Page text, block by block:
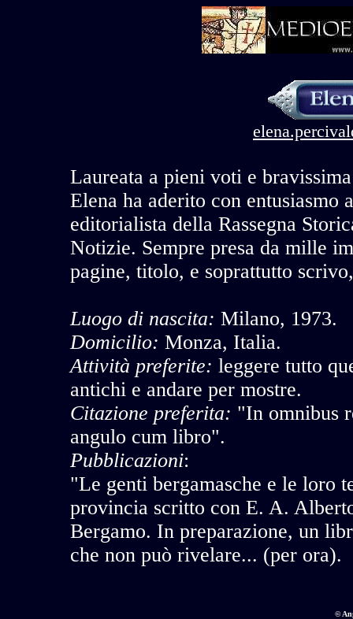
Laureata a pieni voti e
Elena ha aderito con
editorialista della Rassegna
Notizie. Sempre presa da mille
pagine, titolo, e soprattutto
Luogo di nascita: Milano, 1973.
Domicilio: Monza, Italia.
Attività preferite: leggere tutto
antichi e andare per mostre.
Citazione preferita: "In omnibus
angulo cum libro".
Pubblicazioni:
"Le genti bergamasche e le loro
provincia scritto con E. A.
Bergamo. In preparazione, un
che non può rivelare... (per ora).
©